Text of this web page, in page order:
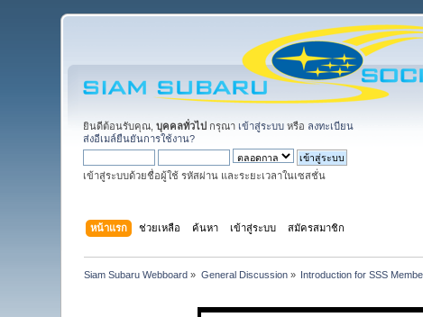
ยินดีต้อนรับคุณ,บุคคลทั่วไป กรุณา เข้าสู่ระบบ หรือ ลงทะเบียน
ส่งอีเมล์ยืนยันการใช้งาน?
เข้าสู่ระบบด้วยชื่อผู้ใช้ รหัสผ่าน และระยะเวลาในเซสชั่น
หน้าแรก ช่วยเหลือ ค้นหา เข้าสู่ระบบ สมัครสมาชิก
Siam Subaru Webboard » General Discussion» Introduction for SSS